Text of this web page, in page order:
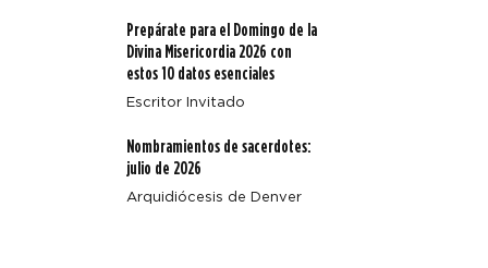
Prepárate para el Domingo de la
Divina Misericordia 2026 con
estos 10 datos esenciales
Escritor Invitado
Nombramientos de sacerdotes:
julio de 2026
Arquidiócesis de Denver